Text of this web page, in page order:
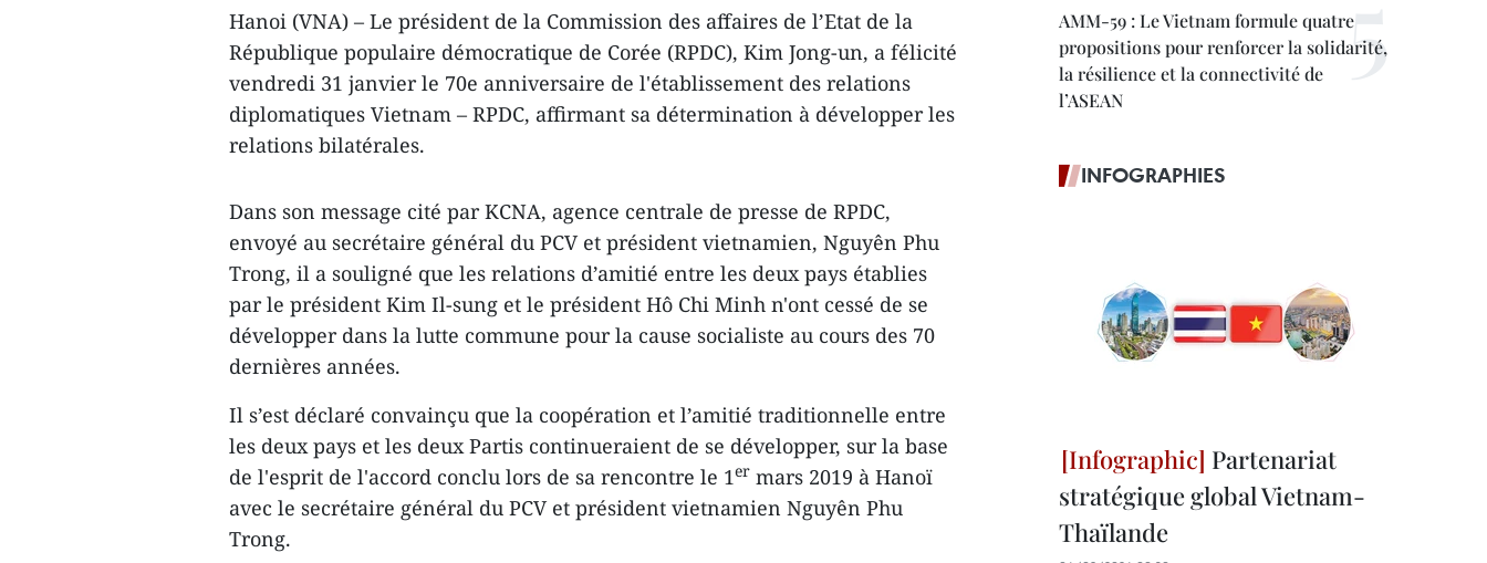
Hanoi (VNA) – Le président de la Commission des affaires de l’Etat de la
République populaire démocratique de Corée (RPDC), Kim Jong-un, a félicité
vendredi 31 janvier le 70e anniversaire de l'établissement des relations
diplomatiques Vietnam – RPDC, affirmant sa détermination à développer les
relations bilatérales.
Dans son message cité par KCNA, agence centrale de presse de RPDC,
envoyé au secrétaire général du PCV et président vietnamien, Nguyên Phu
Trong, il a souligné que les relations d’amitié entre les deux pays établies
par le président Kim Il-sung et le président Hô Chi Minh n'ont cessé de se
développer dans la lutte commune pour la cause socialiste au cours des 70
dernières années.
Il s’est déclaré convainçu que la coopération et l’amitié traditionnelle entre
les deux pays et les deux Partis continueraient de se développer, sur la base
de l'esprit de l'accord conclu lors de sa rencontre le 1er mars 2019 à Hanoï
avec le secrétaire général du PCV et président vietnamien Nguyên Phu
Trong.
AMM-59 : Le Vietnam formule quatre
propositions pour renforcer la solidarité,
la résilience et la connectivité de
l’ASEAN
INFOGRAPHIES
Partenariat
stratégique global Vietnam-
Thaïlande